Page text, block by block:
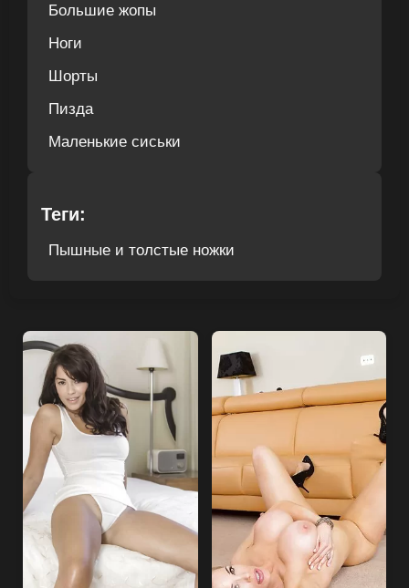
Большие жопы
Ноги
Шорты
Пизда
Маленькие сиськи
Теги:
Пышные и толстые ножки